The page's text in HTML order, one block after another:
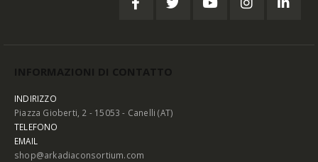
INDIRIZZO
Piazza Gioberti, 2 - 15053 - Canelli (AT)
TELEFONO
EMAIL
shop@arkadiaconsortium.com